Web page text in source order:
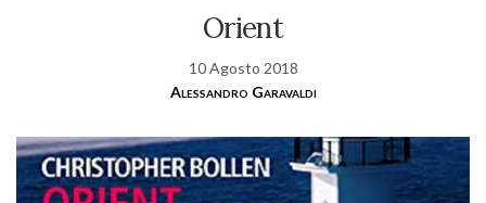
Orient
10 Agosto 2018
Alessandro Garavaldi